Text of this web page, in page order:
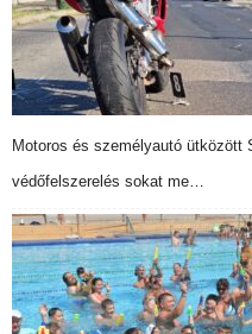
Motoros és személyautó ütközött
védőfelszerelés sokat me…